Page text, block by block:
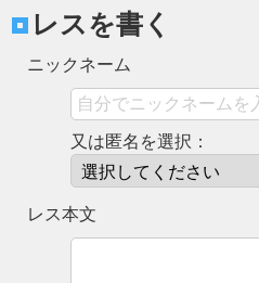
レスを書く
ニックネーム
又は匿名を選択：
レス本文